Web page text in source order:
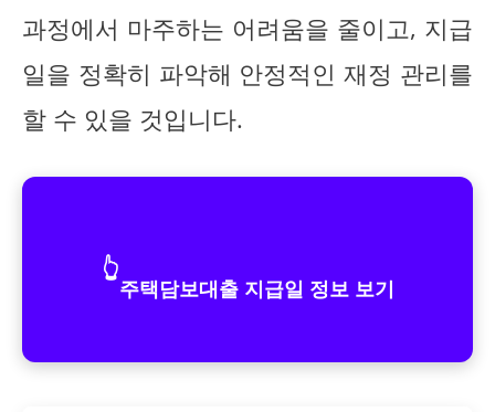
과정에서 마주하는 어려움을 줄이고, 지급
일을 정확히 파악해 안정적인 재정 관리를
할 수 있을 것입니다.
👆
주택담보대출 지급일 정보 보기